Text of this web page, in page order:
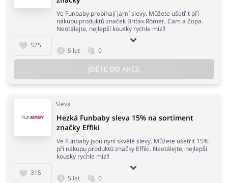
525
Ve Funbaby probíhají jarní slevy. Můžete ušetřit při
nákupu produktů značek Britax Römer, Cam a Zopa.
Neotálejte, nejlepší kousky rychle mizí!
5 let 0
JDĚTE DO AKCE
Sleva
315
Hezká Funbaby sleva 15% na sortiment
značky Effiki
Ve Funbaby jsou nyní skvělé slevy. Můžete ušetřit 15%
při nákupu produktů značky Effiki. Neotálejte, nejlepší
kousky rychle mizí!
5 let 0